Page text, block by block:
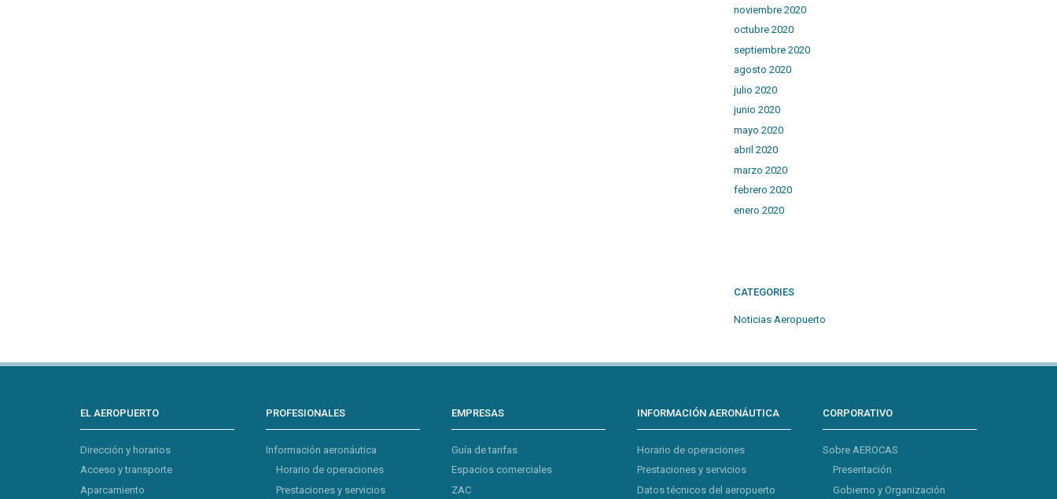
noviembre 2020
octubre 2020
septiembre 2020
agosto 2020
julio 2020
junio 2020
mayo 2020
abril 2020
marzo 2020
febrero 2020
enero 2020
CATEGORIES
Noticias Aeropuerto
EL AEROPUERTO
Dirección y horarios
Acceso y transporte
Aparcamiento
PROFESIONALES
Información aeronáutica
Horario de operaciones
Prestaciones y servicios
EMPRESAS
Guía de tarifas
Espacios comerciales
ZAC
INFORMACIÓN AERONÁUTICA
Horario de operaciones
Prestaciones y servicios
Datos técnicos del aeropuerto
CORPORATIVO
Sobre AEROCAS
Presentación
Gobierno y Organización